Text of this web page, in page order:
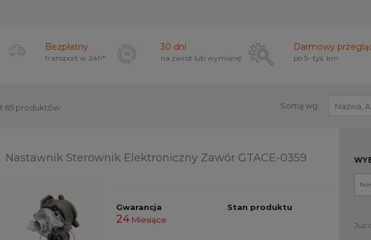
Bezpłatny
transport w 24h*
30 dni
na zwrot lub wymianę
Darmowy
po 5- tys. km
65 produktów. Sortuj wg: Nazwa,
Nastawnik Sterownik Elektroniczny Zawór GTACE-0359
Gwarancja
24 Miesiące
Stan produktu
Już